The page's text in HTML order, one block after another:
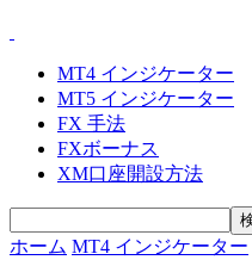
MT4 インジケーター
MT5 インジケーター
FX 手法
FXボーナス
XM口座開設方法
ホーム MT4 インジケーター